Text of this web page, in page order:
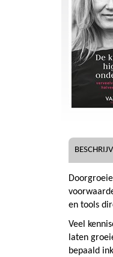
en tools
Veel
laten
bepaald